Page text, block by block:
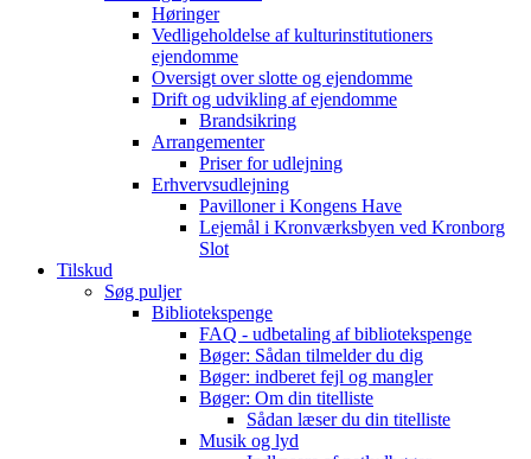
Høringer
Vedligeholdelse af kulturinstitutioners
ejendomme
Oversigt over slotte og ejendomme
Drift og udvikling af ejendomme
Brandsikring
Arrangementer
Priser for udlejning
Erhvervsudlejning
Pavilloner i Kongens Have
Lejemål i Kronværksbyen ved Kronborg
Slot
Tilskud
Søg puljer
Bibliotekspenge
FAQ - udbetaling af bibliotekspenge
Bøger: Sådan tilmelder du dig
Bøger: indberet fejl og mangler
Bøger: Om din titelliste
Sådan læser du din titelliste
Musik og lyd